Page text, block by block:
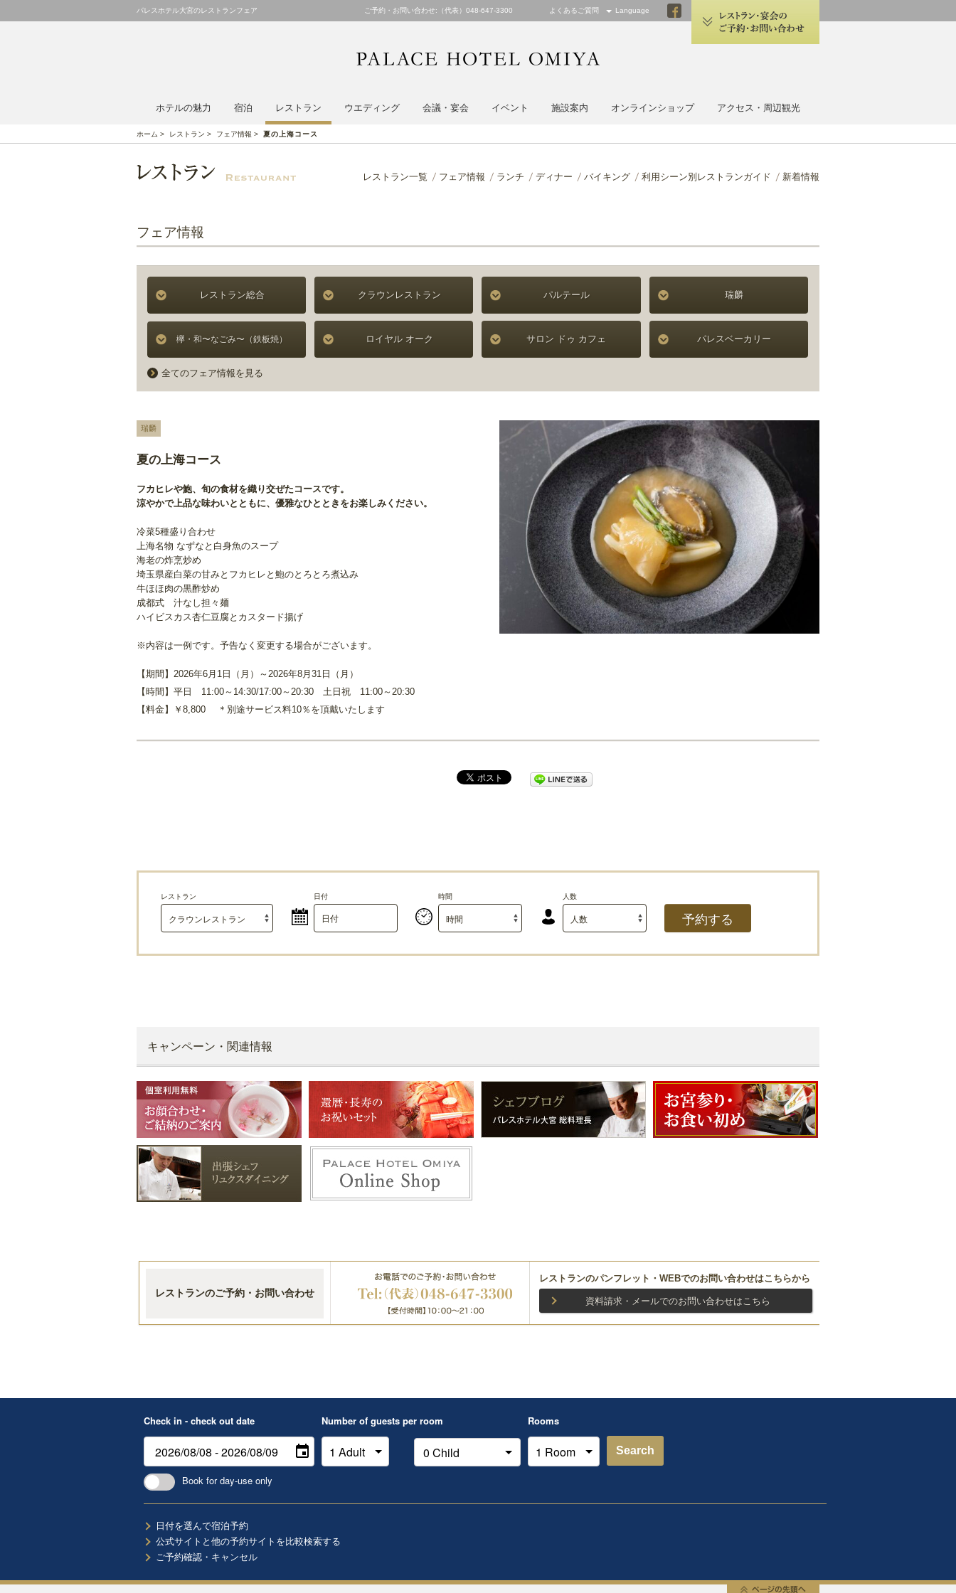
パレスホテル大宮のレストランフェア ご予約・お問い合わせ:（代表）048-647-3300 よくあるご質問 Language
ホテルの魅力 宿泊 レストラン ウエディング 会議・宴会 イベント 施設案内 オンラインショップ アクセス・周辺観光
ホーム > レストラン > フェア情報 > 夏の上海コース
レストラン一覧 フェア情報 ランチ ディナー バイキング 利用シーン別レストランガイド 新着情報
フェア情報
レストラン総合 クラウンレストラン パルテール 瑞麟
欅・和〜なごみ〜（鉄板焼） ロイヤル オーク サロン ドゥ カフェ パレスベーカリー
全てのフェア情報を見る
瑞麟
夏の上海コース
フカヒレや鮑、旬の食材を織り交ぜたコースです。
涼やかで上品な味わいとともに、優雅なひとときをお楽しみください。
冷菜5種盛り合わせ
上海名物 なずなと白身魚のスープ
海老の炸烹炒め
埼玉県産白菜の甘みとフカヒレと鮑のとろとろ煮込み
牛ほほ肉の黒酢炒め
成都式 汁なし担々麺
ハイビスカス杏仁豆腐とカスタード揚げ
※内容は一例です。予告なく変更する場合がございます。
【期間】2026年6月1日（月）～2026年8月31日（月）
【時間】平日 11:00～14:30/17:00～20:30 土日祝 11:00～20:30
【料金】￥8,800 ＊別途サービス料10％を頂戴いたします
キャンペーン・関連情報
レストランのご予約・お問い合わせ
レストランのパンフレット・WEBでのお問い合わせはこちらから
資料請求・メールでのお問い合わせはこちら
Check in - check out date Number of guests per room Rooms
Search
Book for day-use only
日付を選んで宿泊予約
公式サイトと他の予約サイトを比較検索する
ご予約確認・キャンセル